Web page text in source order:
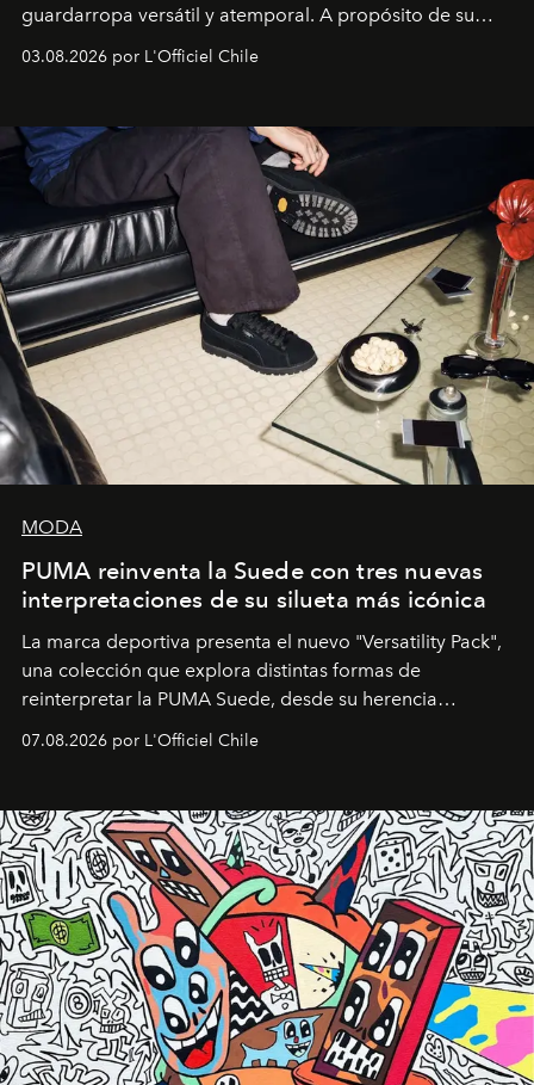
guardarropa versátil y atemporal. A propósito de su
la asesora creativa y jefa de diseño global de la marca
y la filosofía detrás de la propuesta.
03.08.2026 por L'Officiel Chile
MODA
PUMA reinventa la Suede con tres nuevas
interpretaciones de su silueta más icónica
La marca deportiva presenta el nuevo "Versatility Pack",
una colección que explora distintas formas de
reinterpretar la PUMA Suede, desde su herencia
diseño y el universo outdoor.
07.08.2026 por L'Officiel Chile